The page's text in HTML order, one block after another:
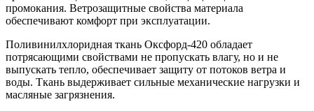
промокания. Ветрозащитные свойства материала
обеспечивают комфорт при эксплуатации.
Поливинилхлоридная ткань Оксфорд-420 обладает
потрясающими свойствами не пропускать влагу, но и не
выпускать тепло, обеспечивает защиту от потоков ветра и
воды. Ткань выдерживает сильные механические нагрузки и
масляные загрязнения.